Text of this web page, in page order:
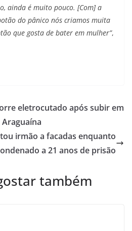
ainda é muito pouco. [Com] a
do pânico nós criamos muita
que gosta de bater em mulher”,
eletrocutado após subir em
irmão a facadas enquanto
a 21 anos de prisão
também